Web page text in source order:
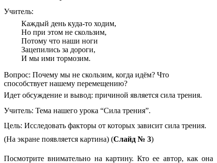
Учитель:
Каждый день куда-то ходим,
Но при этом не скользим,
Потому что наши ноги
Зацепились за дороги,
И мы ими тормозим.
Вопрос: Почему мы не скользим, когда идём? Что
способствует нашему перемещению?
Идет обсуждение и вывод: причиной является сила трения.
Учитель: Тема нашего урока “Сила трения”.
Цель: Исследовать факторы от которых зависит сила трения.
(На экране появляется картина) (Слайд № 3)
Посмотрите внимательно на картину. Кто ее автор, как она